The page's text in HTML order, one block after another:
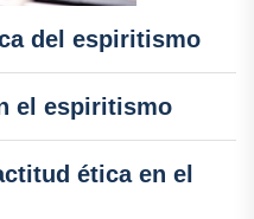
del espiritismo
el espiritismo
ética en el